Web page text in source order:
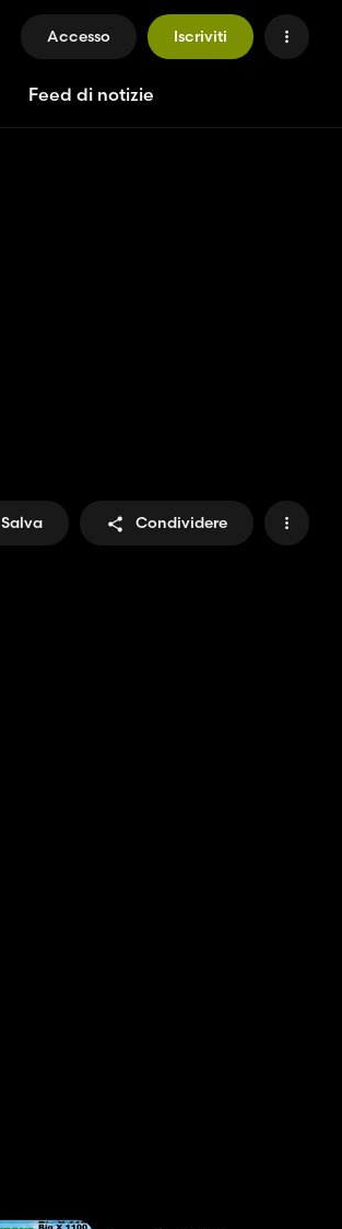
Accesso Iscriviti
Feed di notizie
Salva Condividere